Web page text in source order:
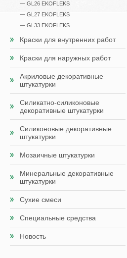
— GL26 EKOFLEKS
— GL27 EKOFLEKS
— GL33 EKOFLEKS
Краски для внутренних работ
Краски для наружных работ
Акриловые декоративные
штукатурки
Силикатно-силиконовые
декоративные штукатурки
Силиконовые декоративные
штукатурки
Мозаичные штукатурки
Минеральные декоративные
штукатурки
Сухие смеси
Специальные средства
Новость